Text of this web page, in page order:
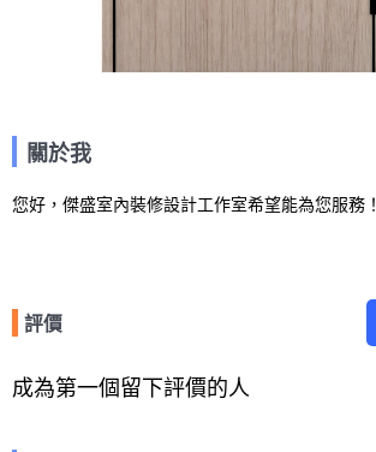
關於我
您好，傑盛室內裝修設計工作室希望能為您服務！
評價
成為第一個留下評價的人